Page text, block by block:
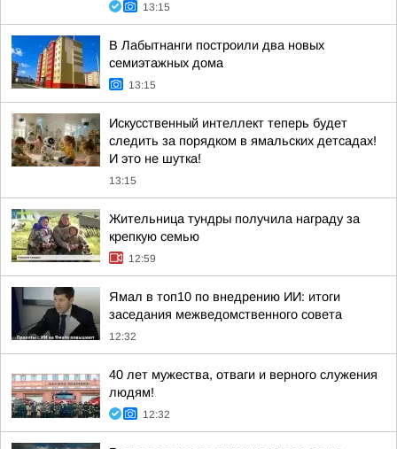
13:15
В Лабытнанги построили два новых
семиэтажных дома
13:15
Искусственный интеллект теперь будет
следить за порядком в ямальских детсадах!
И это не шутка!
13:15
Жительница тундры получила награду за
крепкую семью
12:59
Ямал в топ10 по внедрению ИИ: итоги
заседания межведомственного совета
12:32
40 лет мужества, отваги и верного служения
людям!
12:32